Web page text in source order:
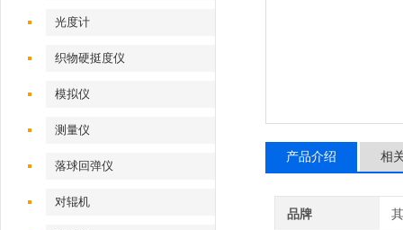
光度计
织物硬挺度仪
模拟仪
测量仪
落球回弹仪
对辊机
产品介绍 相
品牌